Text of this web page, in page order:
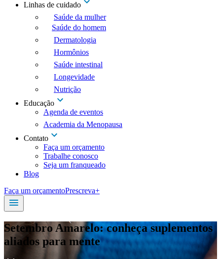
Linhas de cuidado
Saúde da mulher
Saúde do homem
Dermatologia
Hormônios
Saúde intestinal
Longevidade
Nutrição
Educação
Agenda de eventos
Academia da Menopausa
Contato
Faça um orçamento
Trabalhe conosco
Seja um franqueado
Blog
Faça um orçamentoPrescreva+
Setembro Amarelo: conheça suplementos
aliados para mente